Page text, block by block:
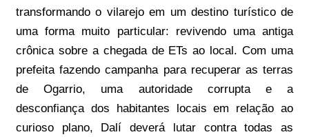
transformando o vilarejo em um destino turístico de
uma forma muito particular: revivendo uma antiga
crônica sobre a chegada de ETs ao local. Com uma
prefeita fazendo campanha para recuperar as terras
de Ogarrio, uma autoridade corrupta e a
desconfiança dos habitantes locais em relação ao
curioso plano, Dalí deverá lutar contra todas as